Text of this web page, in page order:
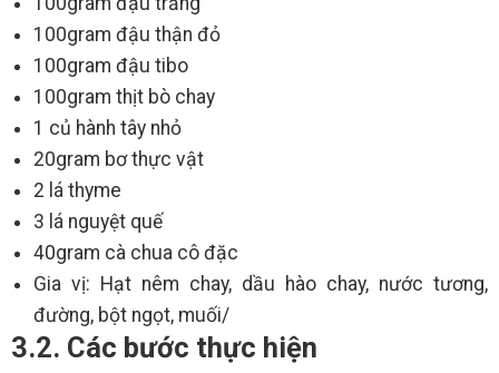
100gram đậu thận đỏ
100gram đậu tibo
100gram thịt bò chay
1 củ hành tây nhỏ
20gram bơ thực vật
2 lá thyme
3 lá nguyệt quế
40gram cà chua cô đặc
Gia vị: Hạt nêm chay, dầu hào chay, nước tương,
đường, bột ngọt, muối/
3.2. Các bước thực hiện